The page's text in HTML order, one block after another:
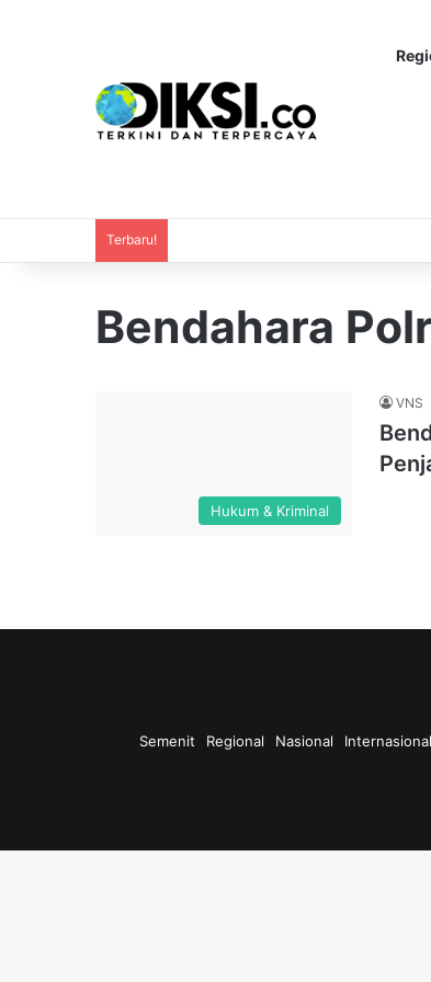
Terbaru!
Bendahara
Hukum & Kriminal
VNS
Semenit Regional Nasional Internasional